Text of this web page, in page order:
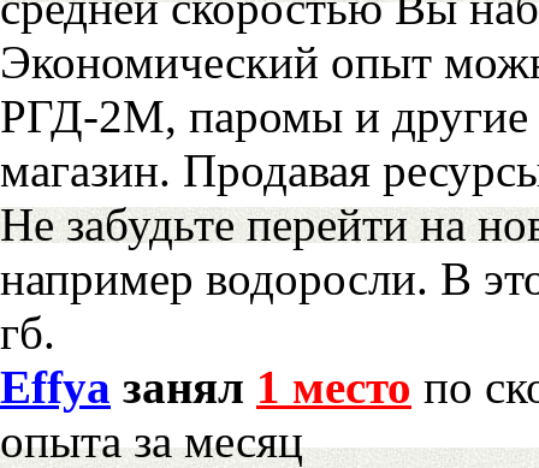
Экономический опыт
РГД-2М, паромы и другие
магазин. Продавая
Не забудьте перейти на
например водоросли. В
гб.
Effya занял 1 место по
опыта за месяц